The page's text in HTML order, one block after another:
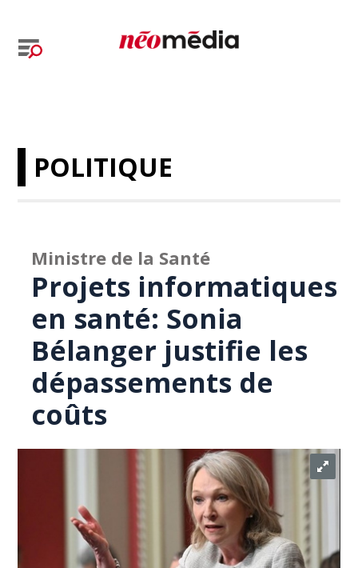
POLITIQUE
Ministre de la Santé
Projets informatiques
en santé: Sonia
Bélanger justifie les
dépassements de
coûts